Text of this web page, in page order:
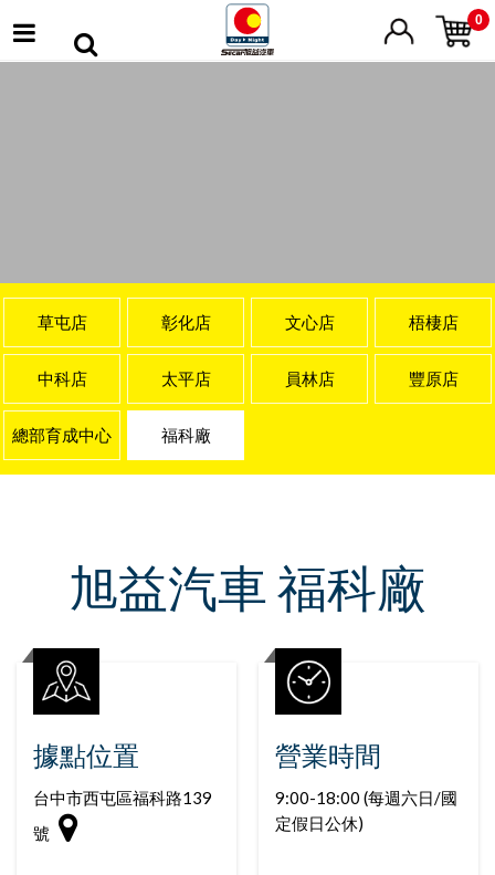
0
草屯店 彰化店 文心店 梧棲店
中科店 太平店 員林店 豐原店
總部育成中心 福科廠
旭益汽車 福科廠
據點位置
台中市西屯區福科路139
號
營業時間
9:00-18:00 (每週六日/國
定假日公休)